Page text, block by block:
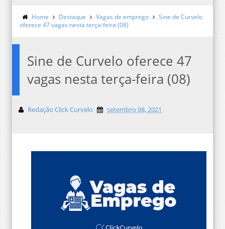
Home Destaque Vagas de emprego
Sine de Curvelo
oferece 47 vagas nesta terça-feira (08)
Sine de Curvelo oferece 47
vagas nesta terça-feira (08)
Redação Click Curvelo setembro 08, 2021